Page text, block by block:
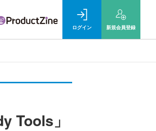
ログイン 新規会員登録
Tools」